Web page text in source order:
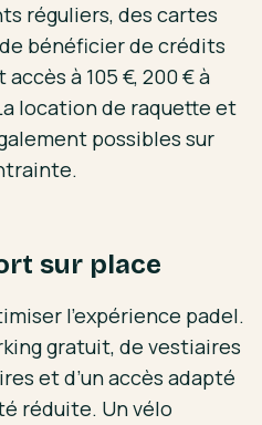
réguliers, des cartes
bénéficier de crédits
à 105 €, 200 € à
location de raquette et
possibles sur
sur place
l’expérience padel.
gratuit, de vestiaires
et d’un accès adapté
réduite. Un vélo